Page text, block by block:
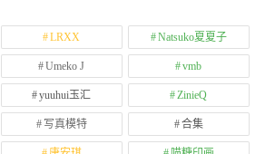
LRXX Natsuko夏夏子
Umeko J vmb
yuuhui玉汇 ZinieQ
写真模特 合集